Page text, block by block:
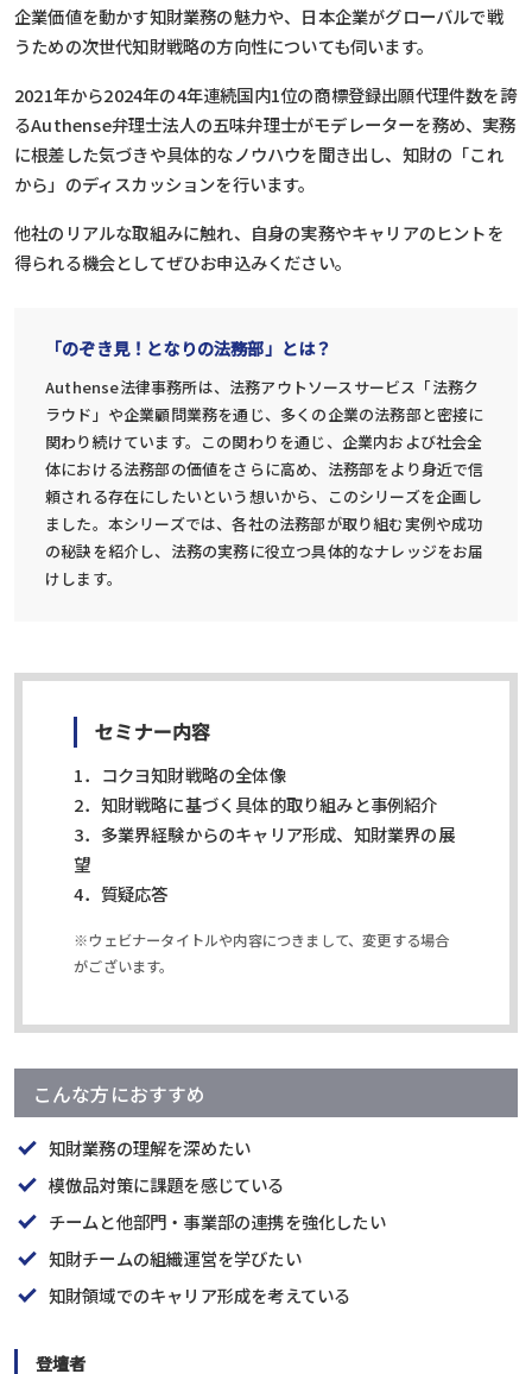
企業価値を動かす知財業務の魅力や、日本企業がグローバルで戦
うための次世代知財戦略の方向性についても伺います。
2021年から2024年の4年連続国内1位の商標登録出願代理件数を誇
るAuthense弁理士法人の五味弁理士がモデレーターを務め、実務
に根差した気づきや具体的なノウハウを聞き出し、知財の「これ
から」のディスカッションを行います。
他社のリアルな取組みに触れ、自身の実務やキャリアのヒントを
得られる機会としてぜひお申込みください。
「のぞき見！となりの法務部」とは？
Authense法律事務所は、法務アウトソースサービス「法務ク
ラウド」や企業顧問業務を通じ、多くの企業の法務部と密接に
関わり続けています。この関わりを通じ、企業内および社会全
体における法務部の価値をさらに高め、法務部をより身近で信
頼される存在にしたいという想いから、このシリーズを企画し
ました。本シリーズでは、各社の法務部が取り組む実例や成功
の秘訣を紹介し、法務の実務に役立つ具体的なナレッジをお届
けします。
セミナー内容
1．コクヨ知財戦略の全体像
2．知財戦略に基づく具体的取り組みと事例紹介
3．多業界経験からのキャリア形成、知財業界の展
望
4．質疑応答
※ウェビナータイトルや内容につきまして、変更する場合
がございます。
こんな方におすすめ
知財業務の理解を深めたい
模倣品対策に課題を感じている
チームと他部門・事業部の連携を強化したい
知財チームの組織運営を学びたい
知財領域でのキャリア形成を考えている
登壇者